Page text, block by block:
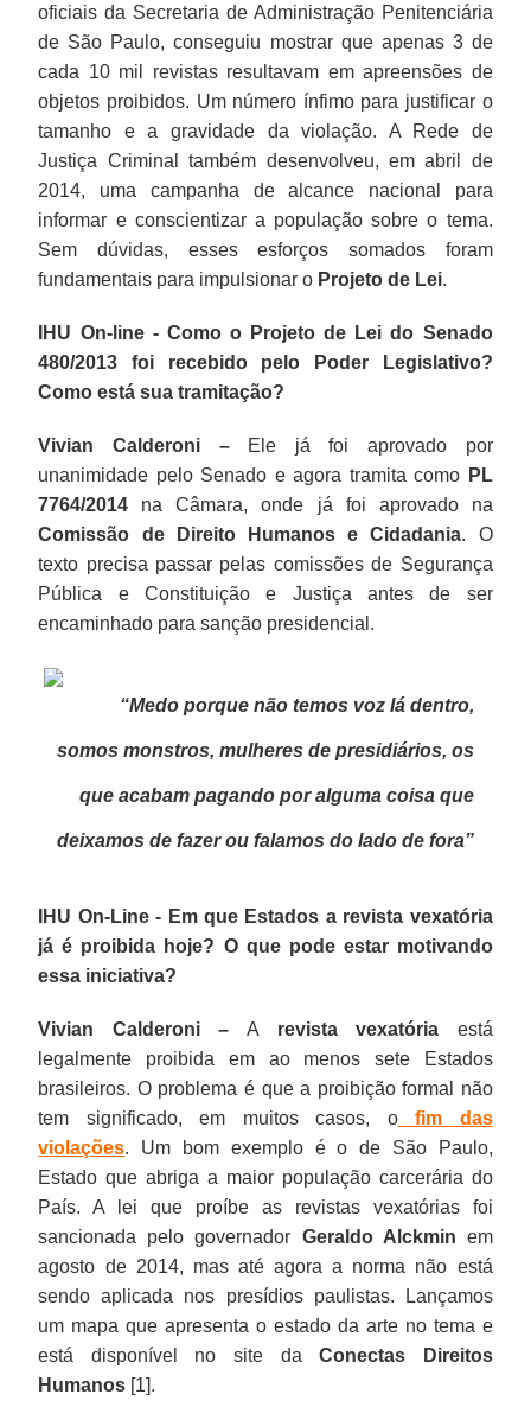
oficiais da Secretaria de Administração Penitenciária
de São Paulo, conseguiu mostrar que apenas 3 de
cada 10 mil revistas resultavam em apreensões de
objetos proibidos. Um número ínfimo para justificar o
tamanho e a gravidade da violação. A Rede de
Justiça Criminal também desenvolveu, em abril de
2014, uma campanha de alcance nacional para
informar e conscientizar a população sobre o tema.
Sem dúvidas, esses esforços somados foram
fundamentais para impulsionar o Projeto de Lei.
IHU On-line - Como o Projeto de Lei do Senado
480/2013 foi recebido pelo Poder Legislativo?
Como está sua tramitação?
Vivian Calderoni –Ele já foi aprovado por
unanimidade pelo Senado e agora tramita como PL
7764/2014 na Câmara, onde já foi aprovado na
Comissão de Direito Humanos e Cidadania. O
texto precisa passar pelas comissões de Segurança
Pública e Constituição e Justiça antes de ser
encaminhado para sanção presidencial.
“Medo porque não temos voz lá dentro,
somos monstros, mulheres de presidiários, os
que acabam pagando por alguma coisa que
deixamos de fazer ou falamos do lado de fora”
IHU On-Line - Em que Estados a revista vexatória
já é proibida hoje? O que pode estar motivando
essa iniciativa?
Vivian Calderoni – A revista vexatória está
legalmente proibida em ao menos sete Estados
brasileiros. O problema é que a proibição formal não
tem significado, em muitos casos, ofim das
violações. Um bom exemplo é o de São Paulo,
Estado que abriga a maior população carcerária do
País. A lei que proíbe as revistas vexatórias foi
sancionada pelo governador Geraldo Alckmin em
agosto de 2014, mas até agora a norma não está
sendo aplicada nos presídios paulistas. Lançamos
um mapa que apresenta o estado da arte no tema e
está disponível no site daConectas Direitos
Humanos [1].